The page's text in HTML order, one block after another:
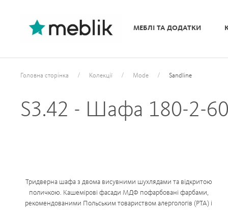
МЕБЛІ ТА ДОДАТКИ
Головна сторінка / Колекції / Mode / Sandline
S3.42 - Шафа 180-2-
Тридверна шафа з двома висувними шухлядами та відкритою
поличкою. Кашемірові фасади МДФ пофарбовані фарбами,
рекомендованими Польським товариством алергологів (PTA) і